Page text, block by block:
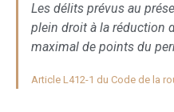
Les délits prévus au
plein droit à la réduction
maximal de points du
Article L412-1 du Code de la